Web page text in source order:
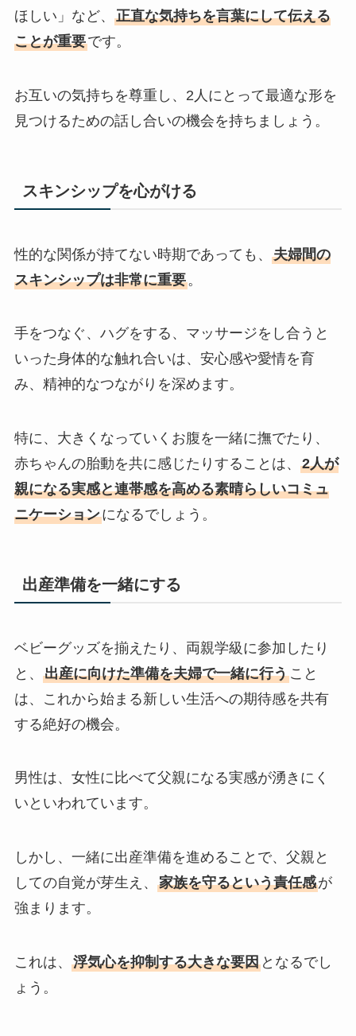
ほしい」など、 正直な気持ちを言葉にして伝える
ことが重要です。
お互いの気持ちを尊重し、2人にとって最適な形を
見つけるための話し合いの機会を持ちましょう。
スキンシップを心がける
性的な関係が持てない時期であっても、 夫婦間の
スキンシップは非常に重要。
手をつなぐ、ハグをする、マッサージをし合うと
いった身体的な触れ合いは、安心感や愛情を育
み、精神的なつながりを深めます。
特に、大きくなっていくお腹を一緒に撫でたり、
赤ちゃんの胎動を共に感じたりすることは、 2人が
親になる実感と連帯感を高める素晴らしいコミュ
ニケーションになるでしょう。
出産準備を一緒にする
ベビーグッズを揃えたり、両親学級に参加したり
と、 出産に向けた準備を夫婦で一緒に行うこと
は、これから始まる新しい生活への期待感を共有
する絶好の機会。
男性は、女性に比べて父親になる実感が湧きにく
いといわれています。
しかし、一緒に出産準備を進めることで、父親と
しての自覚が芽生え、 家族を守るという責任感が
強まります。
これは、 浮気心を抑制する大きな要因となるでし
ょう。